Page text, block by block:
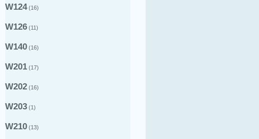
W124(16)
W126 (11)
W140 (16)
W201 (17)
W202 (16)
W203 (1)
W210 (13)